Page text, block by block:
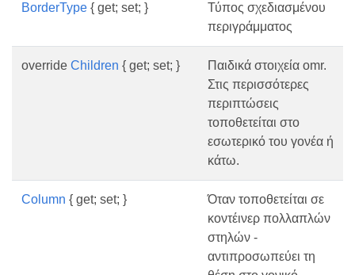
BorderType { get; set; }
Τύπος σχεδιασμένου
περιγράμματος
override Children { get; set; }
Παιδικά στοιχεία omr.
Στις περισσότερες
περιπτώσεις
τοποθετείται στο
εσωτερικό του γονέα ή
κάτω.
Column { get; set; }
Όταν τοποθετείται σε
κοντέινερ πολλαπλών
στηλών -
αντιπροσωπεύει τη